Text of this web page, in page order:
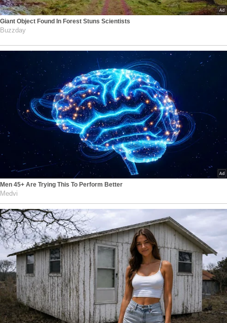
Giant Object Found In Forest Stuns Scientists
Buzzday
Men 45+ Are Trying This To Perform Better
Medvi